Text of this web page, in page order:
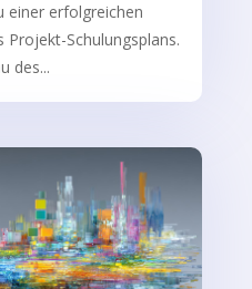
einer erfolgreichen
Projekt-Schulungsplans.
des...